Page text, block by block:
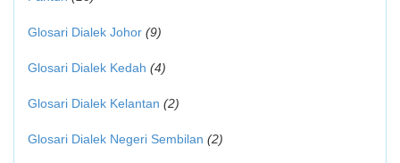
Glosari Dialek Johor (9)
Glosari Dialek Kedah (4)
Glosari Dialek Kelantan (2)
Glosari Dialek Negeri Sembilan (2)